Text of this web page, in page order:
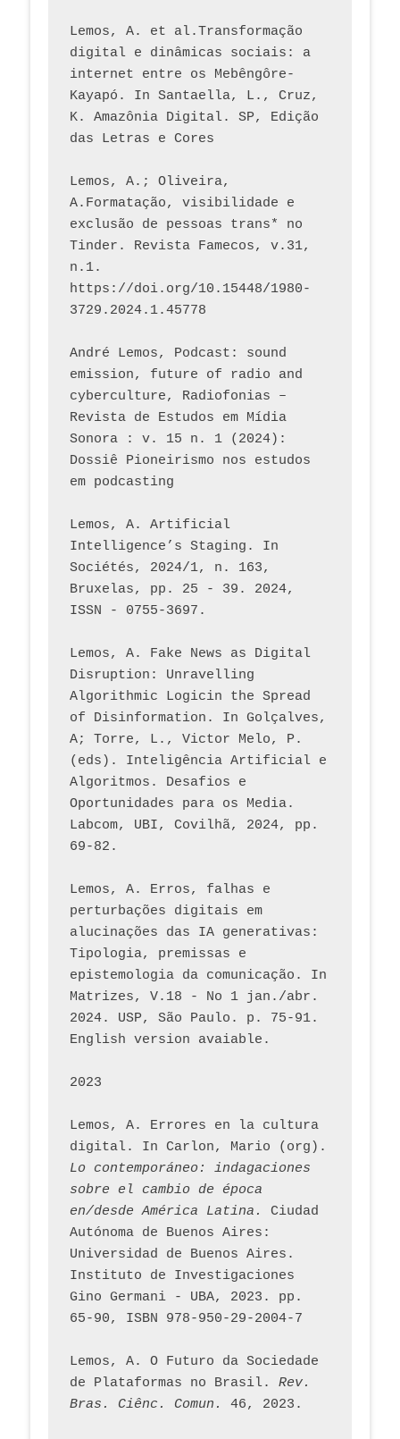
Lemos, A. et al.Transformação
digital e dinâmicas sociais: a
internet entre os Mebêngôre-
Kayapó. In Santaella, L., Cruz,
K. Amazônia Digital. SP, Edição
das Letras e Cores
Lemos, A.; Oliveira,
A.Formatação, visibilidade e
exclusão de pessoas trans* no
Tinder. Revista Famecos, v.31,
n.1.
https://doi.org/10.15448/1980-
3729.2024.1.45778
André Lemos, Podcast: sound
emission, future of radio and
cyberculture, Radiofonias –
Revista de Estudos em Mídia
Sonora : v. 15 n. 1 (2024):
Dossiê Pioneirismo nos estudos
em podcasting
Lemos, A. Artificial
Intelligence’s Staging. In
Sociétés, 2024/1, n. 163,
Bruxelas, pp. 25 - 39. 2024,
ISSN - 0755-3697.
Lemos, A. Fake News as Digital
Disruption: Unravelling
Algorithmic Logicin the Spread
of Disinformation. In Golçalves,
A; Torre, L., Victor Melo, P.
(eds). Inteligência Artificial e
Algoritmos. Desafios e
Oportunidades para os Media.
Labcom, UBI, Covilhã, 2024, pp.
69-82.
Lemos, A. Erros, falhas e
perturbações digitais em
alucinações das IA generativas:
Tipologia, premissas e
epistemologia da comunicação. In
Matrizes, V.18 - No 1 jan./abr.
2024. USP, São Paulo. p. 75-91.
English version avaiable.
2023
Lemos, A. Errores en la cultura
Lo contemporáneo: indagaciones
sobre el cambio de época
en/desde América Latina.
Ciudad
Autónoma de Buenos Aires:
Universidad de Buenos Aires.
Instituto de Investigaciones
Gino Germani - UBA, 2023. pp.
65-90, ISBN 978-950-29-2004-7
Lemos, A. O Futuro da Sociedade
de Plataformas no Brasil. Rev.
Bras. Ciênc. Comun.